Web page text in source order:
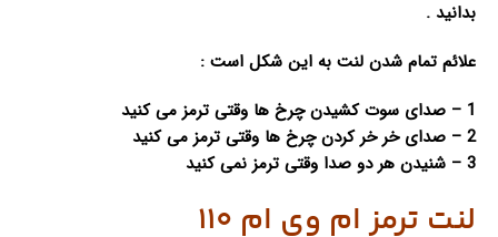
بدانید .
علائم تمام شدن لنت به این شکل است :
1 – صدای سوت کشیدن چرخ ها وقتی ترمز می کنید
2 – صدای خر خر کردن چرخ ها وقتی ترمز می کنید
3 – شنیدن هر دو صدا وقتی ترمز نمی کنید
لنت ترمز ام وی ام 110